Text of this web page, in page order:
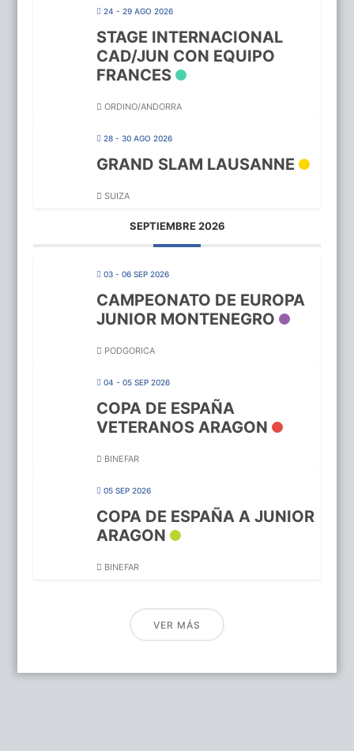
24 - 29 AGO 2026
STAGE INTERNACIONAL
CAD/JUN CON EQUIPO
FRANCES
ORDINO/ANDORRA
28 - 30 AGO 2026
GRAND SLAM LAUSANNE
SUIZA
SEPTIEMBRE 2026
03 - 06 SEP 2026
CAMPEONATO DE EUROPA
JUNIOR MONTENEGRO
PODGORICA
04 - 05 SEP 2026
COPA DE ESPAÑA
VETERANOS ARAGON
BINEFAR
05 SEP 2026
COPA DE ESPAÑA A JUNIOR
ARAGON
BINEFAR
VER MÁS